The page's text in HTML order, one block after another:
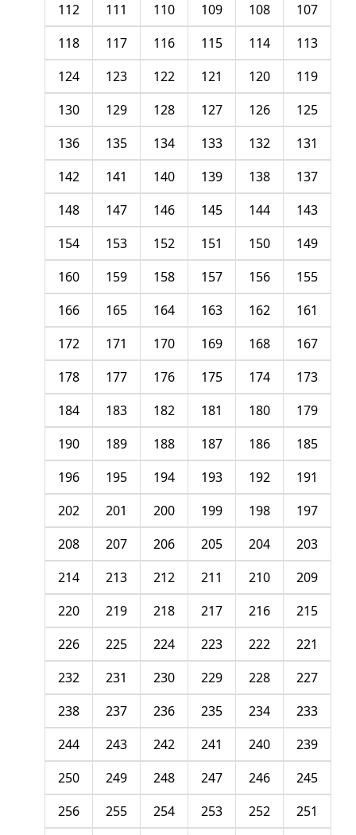
107
108
109
110
111
112
113
114
115
116
117
118
119
120
121
122
123
124
125
126
127
128
129
130
131
132
133
134
135
136
137
138
139
140
141
142
143
144
145
146
147
148
149
150
151
152
153
154
155
156
157
158
159
160
161
162
163
164
165
166
167
168
169
170
171
172
173
174
175
176
177
178
179
180
181
182
183
184
185
186
187
188
189
190
191
192
193
194
195
196
197
198
199
200
201
202
203
204
205
206
207
208
209
210
211
212
213
214
215
216
217
218
219
220
221
222
223
224
225
226
227
228
229
230
231
232
233
234
235
236
237
238
239
240
241
242
243
244
245
246
247
248
249
250
251
252
253
254
255
256